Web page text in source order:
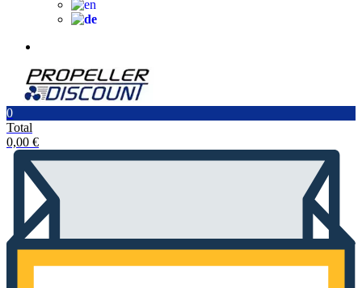
0
Total
0,00 €